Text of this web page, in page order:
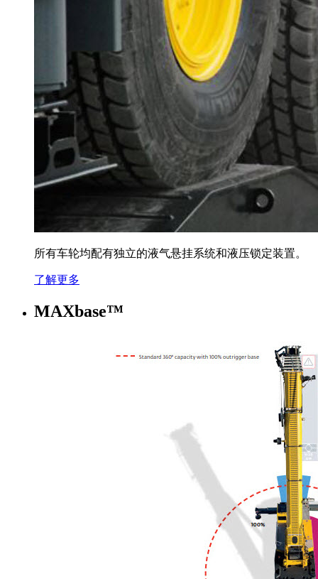
所有车轮均配有独立的液气悬挂系统和液压锁定装置。
了解更多
MAXbase™